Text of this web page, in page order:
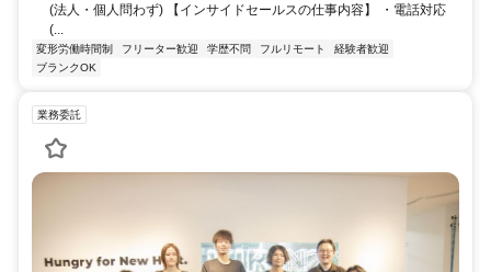
(法人・個人問わず) 【インサイドセールスの仕事内容】 ・電話対応
(...
変形労働時間制 フリーター歓迎 学歴不問 フルリモート
経験者歓迎
ブランクOK
業務委託